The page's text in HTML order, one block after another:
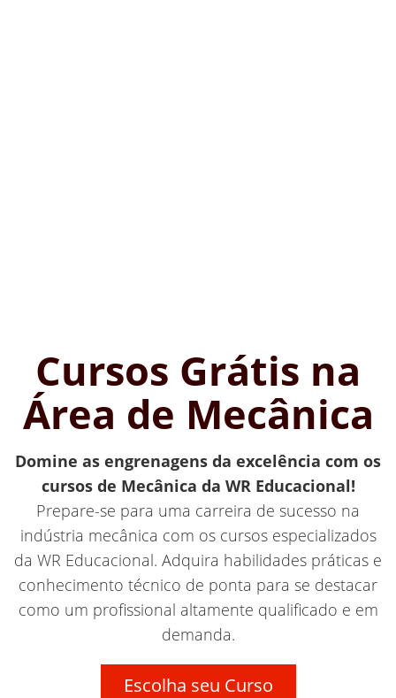
Cursos Grátis na
Área de Mecânica
Domine as engrenagens da excelência com os
cursos de Mecânica da WR Educacional!
Prepare-se para uma carreira de sucesso na
indústria mecânica com os cursos especializados
da WR Educacional. Adquira habilidades práticas e
conhecimento técnico de ponta para se destacar
como um profissional altamente qualificado e em
demanda.
Escolha seu Curso